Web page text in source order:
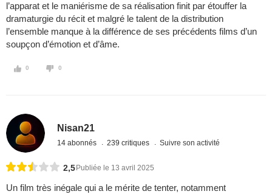
l’apparat et le maniérisme de sa réalisation finit par étouffer la
dramaturgie du récit et malgré le talent de la distribution
l’ensemble manque à la différence de ses précédents films d’un
soupçon d’émotion et d’âme.
0 0
Nisan21
14 abonnés 239 critiques Suivre son activité
2,5 Publiée le 13 avril 2025
Un film très inégale qui a le mérite de tenter, notamment